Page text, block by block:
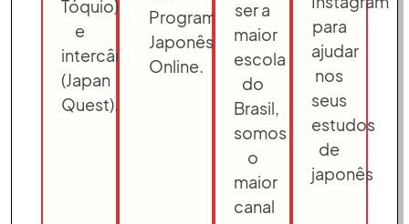
Tóquio)
e
intercâmbios
(Japan
Quest).
Programa
Japonês
Online.
ser a
maior
escola
do
Brasil,
somos
o
maior
canal
para
ajudar
nos
seus
estudos
de
japonês